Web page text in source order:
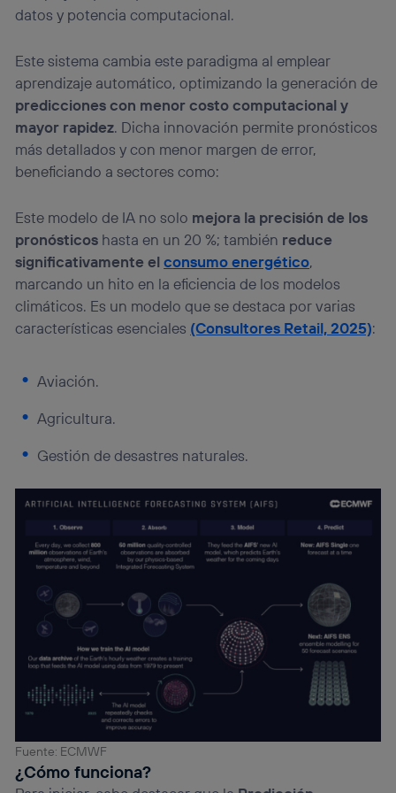
datos y potencia computacional.
Este sistema cambia este paradigma al emplear
aprendizaje automático, optimizando la generación de
predicciones con menor costo computacional y
mayor rapidez. Dicha innovación permite pronósticos
más detallados y con menor margen de error,
beneficiando a sectores como:
Este modelo de IA no solo mejora la precisión de los
pronósticos hasta en un 20 %; también reduce
significativamente elconsumo energético,
marcando un hito en la eficiencia de los modelos
climáticos. Es un modelo que se destaca por varias
características esenciales (Consultores Retail, 2025):
Aviación.
Agricultura.
Gestión de desastres naturales.
Fuente: ECMWF
¿Cómo funciona?
telecomunicaciones vinculada a la conexión que utilizas
(p. ej., número de teléfono móvil).
que cualquier persona que conecte su dispositivo y
consienta el uso de la tecnología recibirá el mismo
identificador. Típicamente:
Si utilizas unaconexión de banda ancha
(p. ej., Wi-Fi),
el marketing o análisis se realizará en función de las
actividades de navegación de los miembros del hogar
que hayan dado su consentimiento.
personalizado, ya que se basará únicamente en la
navegación del usuario del móvil.
Puedes gestionar los consentimientos Utiq seleccionando
“Administrar Utiq” en la parte inferior de esta página web o
visitando el portal de privacidad de Utiq
(“consenthub”) . Para más información, consulta
política de privacidad de Utiq